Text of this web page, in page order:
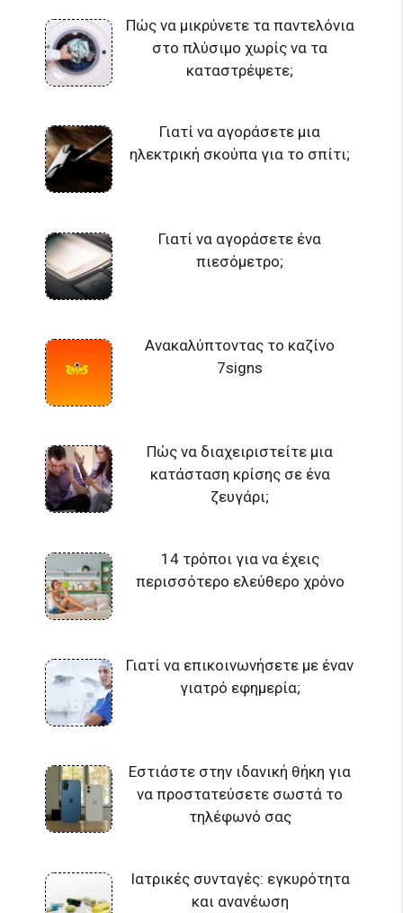
Πώς να μικρύνετε τα παντελόνια
στο πλύσιμο χωρίς να τα
καταστρέψετε;
Γιατί να αγοράσετε μια
ηλεκτρική σκούπα για το σπίτι;
Γιατί να αγοράσετε ένα
πιεσόμετρο;
Ανακαλύπτοντας το καζίνο
7signs
Πώς να διαχειριστείτε μια
κατάσταση κρίσης σε ένα
ζευγάρι;
14 τρόποι για να έχεις
περισσότερο ελεύθερο χρόνο
Γιατί να επικοινωνήσετε με έναν
γιατρό εφημερία;
Εστιάστε στην ιδανική θήκη για
να προστατεύσετε σωστά το
τηλέφωνό σας
Ιατρικές συνταγές: εγκυρότητα
και ανανέωση